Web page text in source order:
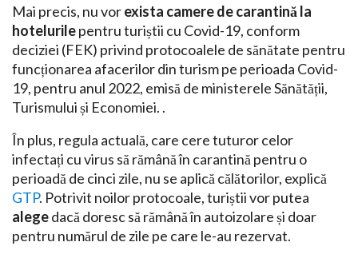
Mai precis, nu vorexista camere de carantină la
hotelurilepentru turiștii cu Covid-19, conform
deciziei (FEK) privind protocoalele de sănătate pentru
funcționarea afacerilor din turism pe perioada Covid-
19, pentru anul 2022, emisă de ministerele Sănătății,
Turismului și Economiei. .
În plus, regula actuală, care cere tuturor celor
infectați cu virus să rămână în carantină pentru o
perioadă de cinci zile, nu se aplică călătorilor, explică
GTP. Potrivit noilor protocoale, turiștii vor putea
alegedacă doresc să rămână în autoizolare și doar
pentru numărul de zile pe care le-au rezervat.